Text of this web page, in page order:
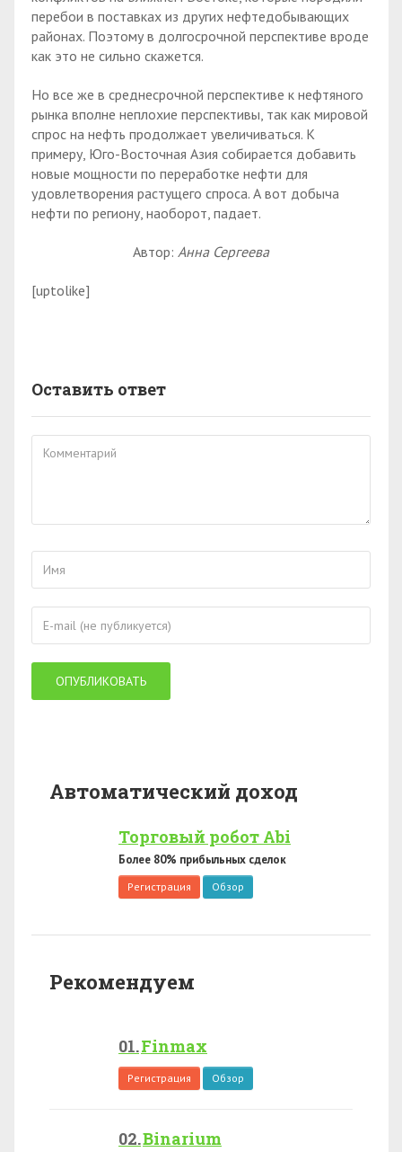
перебои в поставках из других нефтедобывающих
районах. Поэтому в долгосрочной перспективе вроде
как это не сильно скажется.
Но все же в среднесрочной перспективе к нефтяного
рынка вполне неплохие перспективы, так как мировой
спрос на нефть продолжает увеличиваться. К
примеру, Юго-Восточная Азия собирается добавить
новые мощности по переработке нефти для
удовлетворения растущего спроса. А вот добыча
нефти по региону, наоборот, падает.
Автор: Анна Сергеева
[uptolike]
Оставить ответ
Автоматический доход
Торговый робот Abi
Более 80% прибыльных сделок
Регистрация Обзор
Рекомендуем
Finmax
Регистрация Обзор
Binarium